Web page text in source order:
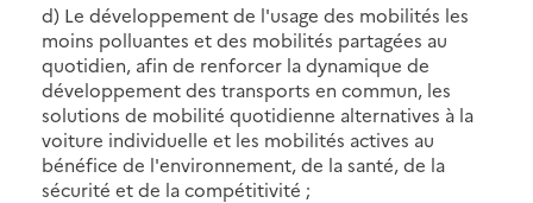
d) Le développement de l'usage des mobilités les
moins polluantes et des mobilités partagées au
quotidien, afin de renforcer la dynamique de
développement des transports en commun, les
solutions de mobilité quotidienne alternatives à la
voiture individuelle et les mobilités actives au
bénéfice de l'environnement, de la santé, de la
sécurité et de la compétitivité ;